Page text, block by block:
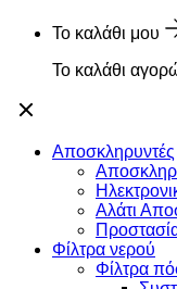
Το καλάθι μου
Το καλάθι
Αποσκληρυντές
Αλάτι
Φίλτρα νερού
Φίλτρα